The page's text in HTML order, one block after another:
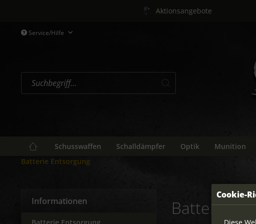
Aktionsangebote
Service/Hilfe
Schusswaffen Schalldämpfer Optik Munition
Batterie Entsorgung
Informationen Batterie
Cookie-